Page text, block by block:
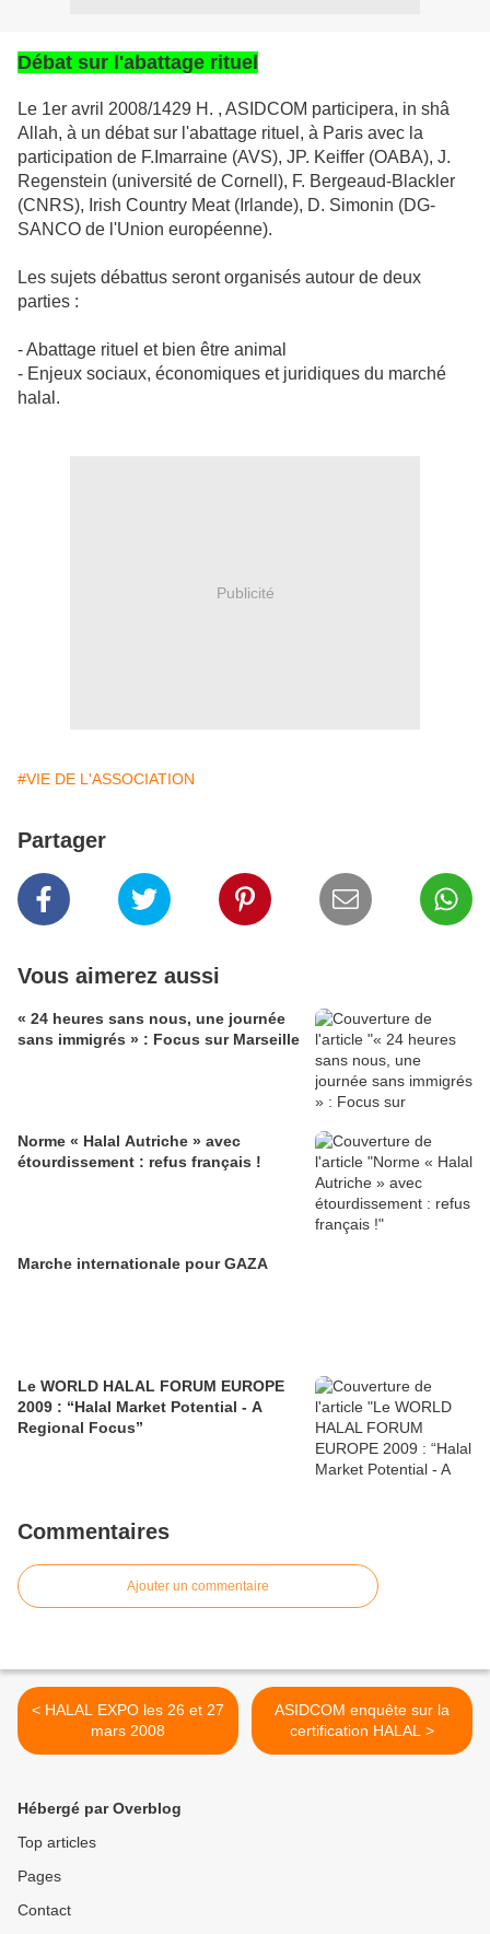
Débat sur l'abattage rituel
Le 1er avril 2008/1429 H. , ASIDCOM participera, in shâ
Allah, à un débat sur l'abattage rituel, à Paris avec la
participation de F.Imarraine (AVS), JP. Keiffer (OABA), J.
Regenstein (université de Cornell), F. Bergeaud-Blackler
(CNRS), Irish Country Meat (Irlande), D. Simonin (DG-
SANCO de l'Union européenne).
Les sujets débattus seront organisés autour de deux
parties :
- Abattage rituel et bien être animal
- Enjeux sociaux, économiques et juridiques du marché
halal.
Publicité
#VIE DE L'ASSOCIATION
Partager
Vous aimerez aussi
« 24 heures sans nous, une journée
sans immigrés » : Focus sur Marseille
Norme « Halal Autriche » avec
étourdissement : refus français !
Marche internationale pour GAZA
Le WORLD HALAL FORUM EUROPE
2009 : “Halal Market Potential - A
Regional Focus”
Commentaires
Ajouter un commentaire
< HALAL EXPO les 26 et 27
mars 2008
ASIDCOM enquête sur la
certification HALAL >
Hébergé par Overblog
Top articles
Pages
Contact